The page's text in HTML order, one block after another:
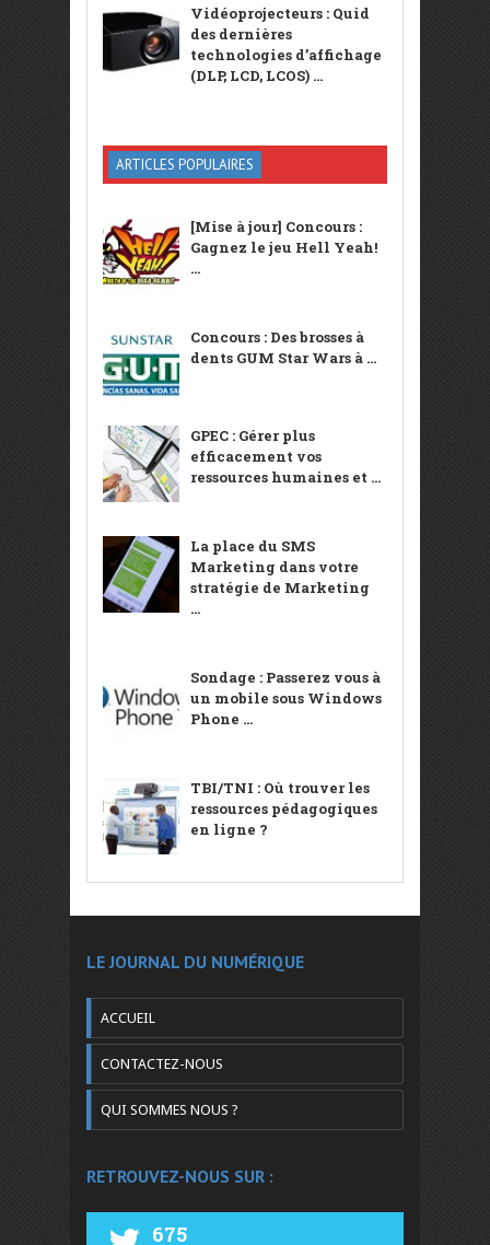
Vidéoprojecteurs : Quid
des dernières
technologies d’affichage
(DLP, LCD, LCOS) ...
ARTICLES POPULAIRES
[Mise à jour] Concours :
Gagnez le jeu Hell Yeah!
...
Concours : Des brosses à
dents GUM Star Wars à ...
GPEC : Gérer plus
efficacement vos
ressources humaines et ...
La place du SMS
Marketing dans votre
stratégie de Marketing
...
Sondage : Passerez vous à
un mobile sous Windows
Phone ...
TBI/TNI : Où trouver les
ressources pédagogiques
en ligne ?
LE JOURNAL DU NUMÉRIQUE
ACCUEIL
CONTACTEZ-NOUS
QUI SOMMES NOUS ?
RETROUVEZ-NOUS SUR :
675